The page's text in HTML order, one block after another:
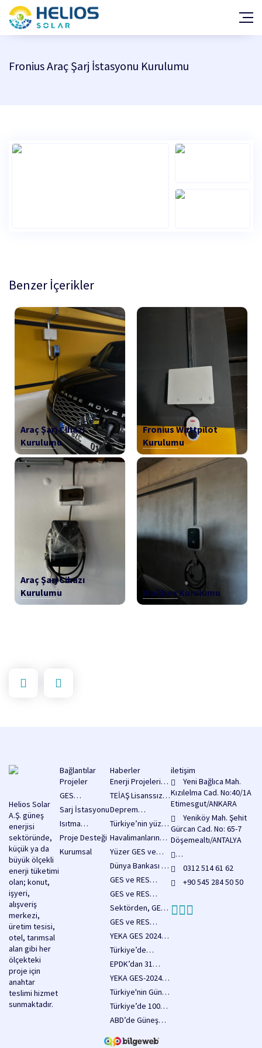
Araç Şarj İstasyonu Projeleri
Hakkımızda
Yatırım Fayda/Maliyet Hesabı
Fronius Araç Şarj İstasyonu Kurulumu
Benzer İçerikler
Araç Şarj Cihazı
Kurulumu
Araç Şarj Cihazı
Kurulumu
Fronius Wattpilot
Kurulumu
Wallbox Kurulumu
Helios Solar
A.Ş. güneş
enerjisi
sektöründe,
küçük ya da
büyük ölçekli
enerji tüketimi
olan; konut,
işyeri,
alışveriş
merkezi,
üretim tesisi,
otel, tarımsal
alan gibi her
ölçekteki
proje için
anahtar
teslimi hizmet
sunmaktadır.
Bağlantılar
Projeler
GES
Sistemleri
Sarj İstasyonu
Isıtma
Sistemleri
Proje Desteği
Kurumsal
Haberler
Enerji Projelerine
2 Milyar Dolarlık
Kredi
Sağlanacak!
TEİAŞ Lisanssız
Elektrik Üretimi
Yatırım
Başvuruları İçin
3.750 MW’lık
Kapasite Hakkı
Duyurusu
Yayımladı
Deprem
Bölgesinde
Yenilenebilir
Enerji
Yatırımlarına
Destekler Arttı,
Yatırımların Önü
Türkiye’nin yüzer
GES potansiyeli
hesaplanıyor
Havalimanlarında
enerji verimliliği
enerjisi
santralleri
yaygınlaştırılacak
Yüzer GES ve
RES Hakkında
Düzenlemeler
İçeren Kanun
Teklifi Pazartesi
Meclise
Sunulacak
Dünya Bankası 18
Milyar Dolar
Sağlayacak
GES ve RES
tesislerine
denetimi
muafiyeti
sağlayan önemli
düzenlemeler,
Köy Kanunu
teklifi
kapsamında
yasalaştı
GES ve RES
projeleri için
kamulaştırma
kararları
duyuruldu
Sektörden, GES
kapasitesinin 5
megavatı aşması
hedefine tam
destek
GES ve RES
Yatırımlarında
Muafiyeti Resmi
Olarak Yürürlükte
YEKA GES 2024
ihale şartnamesi
yayımlandı
Türkiye’de
2025’in İlk Sekiz
Güneş Enerjisi
Kapasitesi
Eklendi
EPDK’dan 31
Ocak 2025 Tarihi
Raporları
Duyurusu
YEKA GES-2024
ve YEKA RES-
Zeyilnamelerinde
Önemli
Türkiye'nin Güneş
Enerjisi Hedefleri
Yıl Sonunda
20.000 MW’a
Ulaşıyor
Türkiye’de 100
MW Güneş
Santraline 65
ABD’de Güneş
Otlatma Hızla
iletişim
Yeni Bağlıca Mah.
Kızılelma Cad. No:40/1A
Etimesgut/ANKARA
Yeniköy Mah. Şehit
Gürcan Cad. No: 65-7
Döşemealtı/ANTALYA
info@heliossolar.com.tr
0312 514 61 62
+90 545 284 50 50